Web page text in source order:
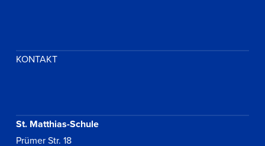
KONTAKT
St. Matthias-Schule
Prümer Str. 18